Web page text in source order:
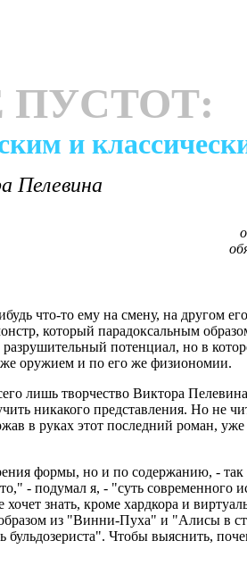
ПУСТОТ:
и
Пелевина
что-то ему на смену, на другом
который парадоксальным
потенциал, но в
же оружием и по его же физиономии.
лишь творчество Виктора
никакого представления. Но не
в руках этот последний роман, уже
формы, но и по содержанию, - так
- подумал я, - "суть современного
знать, кроме хардкора и
из "Винни-Пуха" и "Алисы в
Чтобы выяснить,